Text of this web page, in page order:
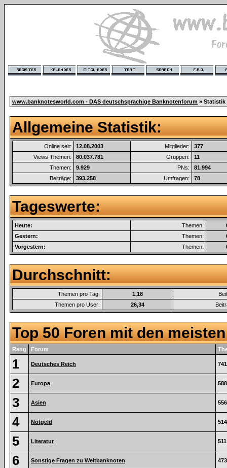
www.banknotesworld.com - DAS deutschsprachige Banknotenforum » Statistik
Allgemeine Statistik:
Online seit: 12.08.2003 Mitglieder:
377
Views Themen:
80.037.781 Gruppen:
11
Themen:
9.929 PNs:
81.994
Beiträge:
393.258 Umfragen: 78
Tageswerte:
Heute: Themen:
Gestern:
Themen:
Vorgestern:
Themen:
Durchschnitt:
Themen pro Tag: 1,18
Themen pro User:
26,34
Top 50 Foren mit den
Rang Forum
1 Deutsches Reich 741
2 Europa 588
3 Asien 556
4 Notgeld 514
5 Literatur 511
6 Sonstige Fragen zu Weltbanknoten 473